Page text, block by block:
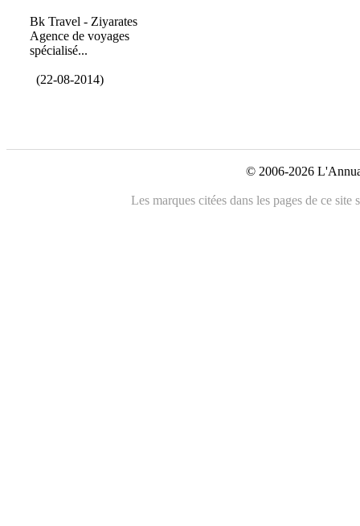
Bk Travel - Ziyarates
Agence de voyages
spécialisé...
(22-08-2014)
© 2006-2026
Les marques citées dans les pages de ce